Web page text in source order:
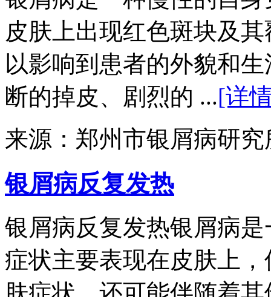
皮肤上出现红色斑块及
以影响到患者的外貌和
断的掉皮、剧烈的 ...[详
来源：郑州市银屑病研
银屑病反复发热
银屑病反复发热银屑病
症状主要表现在皮肤上